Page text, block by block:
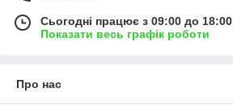
Сьогодні працює з 09:00 до 18:00
Показати весь графік роботи
Про нас